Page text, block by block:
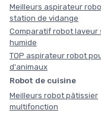
Meilleurs aspirateur
station de vidange
Comparatif robot laveur
humide
TOP aspirateur robot
d'animaux
Robot de cuisine
Meilleurs robot pâtissier
multifonction